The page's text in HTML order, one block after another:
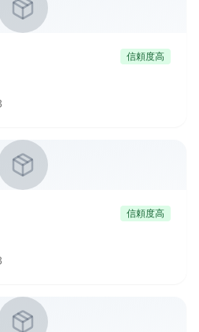
信頼度高
信頼度高